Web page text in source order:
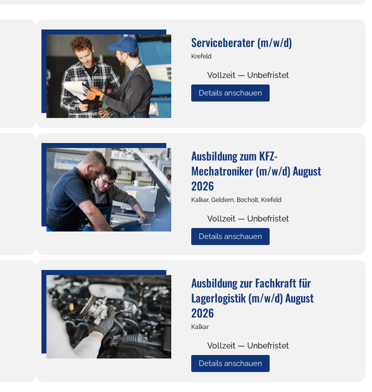
Serviceberater (m/w/d)
Krefeld
Vollzeit — Unbefristet
Details anschauen
Ausbildung zum KFZ-
Mechatroniker (m/w/d) August
2026
Kalkar, Geldern, Bocholt, Krefeld
Vollzeit — Unbefristet
Details anschauen
Ausbildung zur Fachkraft für
Lagerlogistik (m/w/d) August
2026
Kalkar
Vollzeit — Unbefristet
Details anschauen